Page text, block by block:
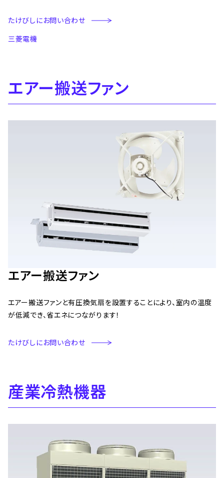
たけびしにお問い合わせ
三菱電機
エアー搬送ファン
エアー搬送ファン
エアー搬送ファンと有圧換気扇を設置することにより、室内の温度
が低減でき、省エネにつながります！
たけびしにお問い合わせ
産業冷熱機器